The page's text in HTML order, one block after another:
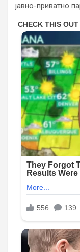
јавно-приватно